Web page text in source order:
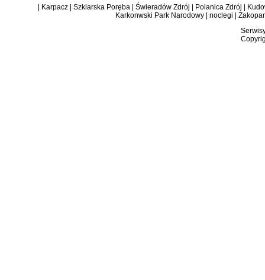
Karpacz| Szklarska Poręba| Świeradów Zdrój Polanica Zdrój
Karkonwski Park Narodowy| noclegi